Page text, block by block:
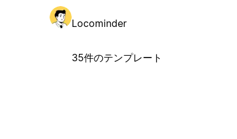
Locominder
35件のテンプレート